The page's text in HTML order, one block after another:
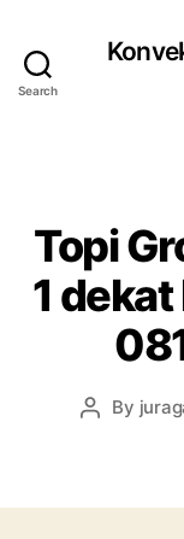
Search
Topi
1
Post
By